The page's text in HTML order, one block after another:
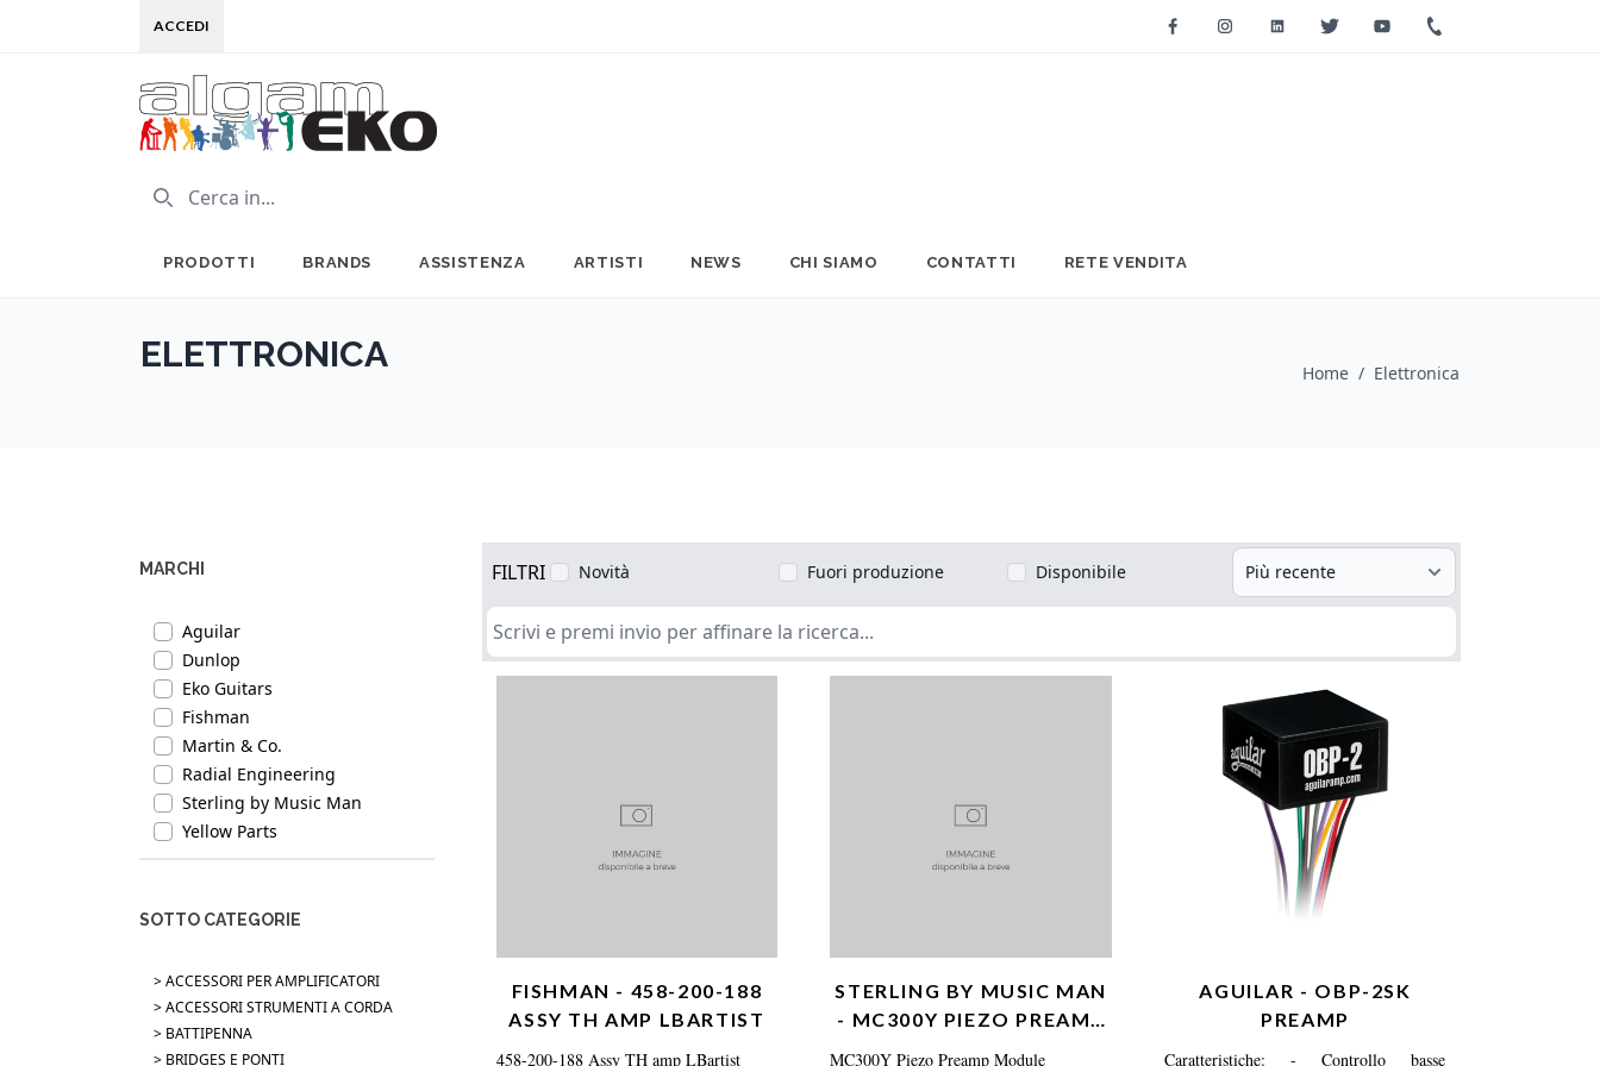
ACCEDI FacebookInstagramLinkedinTwitter Youtube
PRODOTTI BRANDS ASSISTENZA ARTISTI NEWS CHI SIAMO CONTATTI RETE VENDITA
ELETTRONICA Home / Elettronica
MARCHI
Aguilar
Dunlop
Eko Guitars
Fishman
Martin & Co.
Radial Engineering
Sterling by Music Man
Yellow Parts
SOTTO CATEGORIE
> ACCESSORI PER AMPLIFICATORI
> ACCESSORI STRUMENTI A CORDA
> BATTIPENNA
> BRIDGES E PONTI
FILTRI Novità Fuori produzione Disponibile
FISHMAN - 458-200-188
ASSY TH AMP LBARTIST
458-200-188 Assy TH amp LBartist
STERLING BY MUSIC MAN
- MC300Y PIEZO PREAMP
MC300Y Piezo Preamp Module
AGUILAR - OBP-2SK
PREAMP
Caratteristiche: - Controllo basse